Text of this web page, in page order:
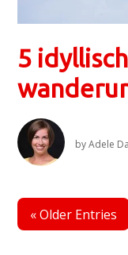
5
byAdele
« Older Entries